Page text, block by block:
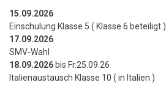
15.09.2026
Einschulung Klasse 5 ( Klasse 6 beteiligt )
17.09.2026
SMV-Wahl
18.09.2026 bis Fr.25.09.26
Italienaustausch Klasse 10 ( in Italien )